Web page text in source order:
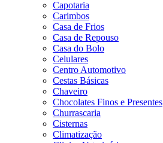
Capotaria
Carimbos
Casa de Frios
Casa de Repouso
Casa do Bolo
Celulares
Centro Automotivo
Cestas Básicas
Chaveiro
Chocolates Finos e Presentes
Churrascaria
Cisternas
Climatização